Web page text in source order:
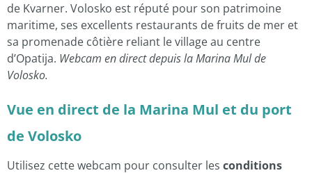
de Kvarner. Volosko est réputé pour son patrimoine
maritime, ses excellents restaurants de fruits de mer et
sa promenade côtière reliant le village au centre
d’Opatija. Webcam en direct depuis la Marina Mul de
Volosko.
Vue en direct de la Marina Mul et du port
de Volosko
Utilisez cette webcam pour consulter les conditions